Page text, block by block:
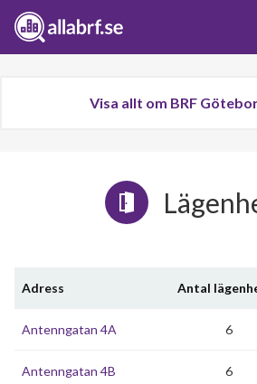
Visa allt om BRF
Adress Antal
Antenngatan 4A 6
Antenngatan 4B 6